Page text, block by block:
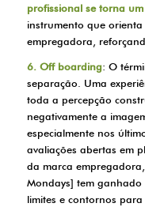
profissional se torna
instrumento que
empregadora,
6. Off boarding: O
separação. Uma
toda a percepção
negativamente a
especialmente nos
avaliações abertas em
da marca
Mondays] tem
limites e contornos